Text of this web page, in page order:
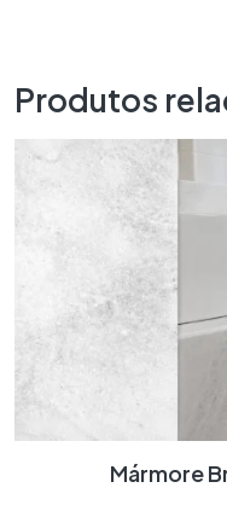
Produtos
Mármore